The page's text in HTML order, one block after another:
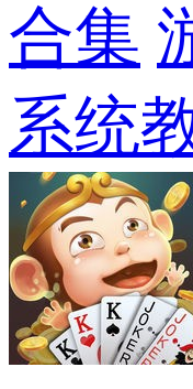
合集
系统